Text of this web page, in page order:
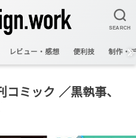
SEARCH
レビュー・感想 便利技 制作・
ミック ／黒執事、